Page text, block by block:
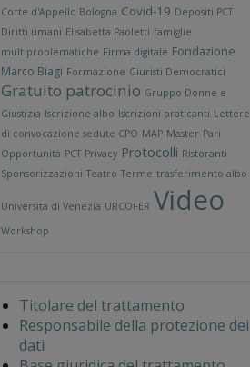
Corte d'Appello Bologna Covid-19 Depositi PCT
Diritti umani Elisabetta Paoletti famiglie
multiproblematiche Firma digitale Fondazione
Marco Biagi Formazione Giuristi Democratici
Gratuito patrocinio Gruppo Donne e
Giustizia Iscrizione albo Iscrizioni praticanti Lettere
di convocazione sedute CPO MAP Master Pari
Opportunità PCT Privacy Protocolli Ristoranti
Sponsorizzazioni Teatro Terme trasferimento albo
Università di Venezia URCOFER Video
Workshop
Titolare del trattamento
Responsabile della protezione dei
dati